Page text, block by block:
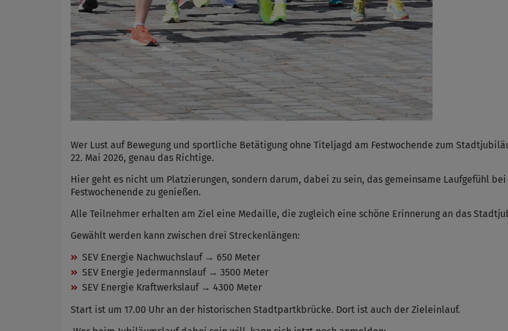
Wer Lust auf Bewegung und sportliche Betätigung ohne Titeljagd am Festwochende zum
22. Mai 2026, genau das Richtige.
Hier geht es nicht um Platzierungen, sondern darum, dabei zu sein, das gemeinsame Laufgefühl
Festwochenende zu genießen.
Alle Teilnehmer erhalten am Ziel eine Medaille, die zugleich eine schöne Erinnerung an das
Gewählt werden kann zwischen drei Streckenlängen:
SEV Energie Nachwuchslauf → 650 Meter
SEV Energie Jedermannslauf → 3500 Meter
SEV Energie Kraftwerkslauf → 4300 Meter
Start ist um 17.00 Uhr an der historischen Stadtpartkbrücke. Dort ist auch der Zieleinlauf.